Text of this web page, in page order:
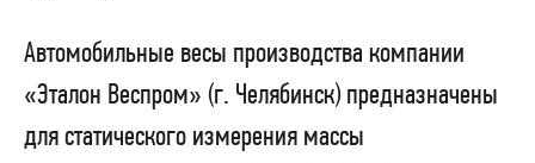
Автомобильные весы производства компании
«Эталон Веспром» (г. Челябинск) предназначены
для статического измерения массы